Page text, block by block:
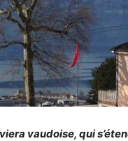
vaudoise, qui